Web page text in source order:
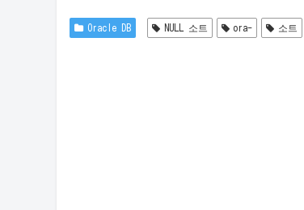
Oracle DB NULL 소트 ora- 소트